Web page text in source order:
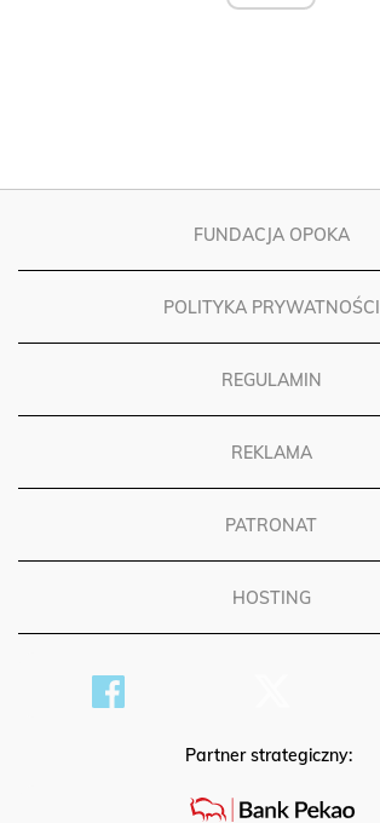
FUNDACJA OPOKA
POLITYKA PRYWATNOŚCI
REGULAMIN
REKLAMA
PATRONAT
HOSTING
Partner strategiczny: